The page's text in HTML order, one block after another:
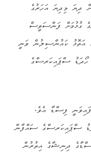
އަދި 3 ވަނަ އަށް ދިޔަ މިދިޔަ އަހަރުގެ
ގުޅުމަށް ފަންސަވީސް
އަތޮޅު ކައުންސިލުން ވަނީ
ހޯދަޑު ސްޕައިކަރސްގެ
ފިސްޑާ އެވެ.
ސްޕައިކަރސްގެ ސައްފާން
ދިނިޝާގެ އިތުރުން